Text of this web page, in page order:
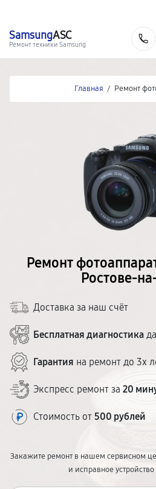
SamsungASC
Ремонт техники Samsung
Главная / Ремонт
Ремонт
Ростове-
Доставка за наш счёт
Бесплатная диагностика
Гарантия на ремонт до 3х
Экспресс ремонт за 20
Стоимость от 500 рублей
Закажите ремонт в нашем сервисном
и исправное